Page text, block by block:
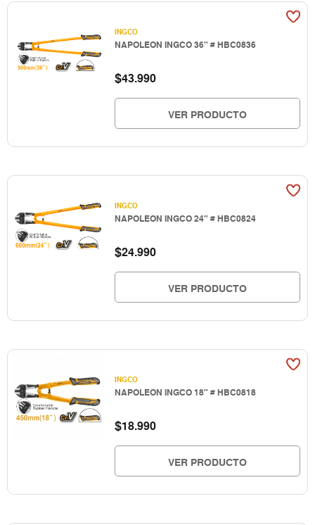
INGCO
NAPOLEON INGCO 36" # HBC0836
$43.990
VER PRODUCTO
INGCO
NAPOLEON INGCO 24" # HBC0824
$24.990
VER PRODUCTO
INGCO
NAPOLEON INGCO 18" # HBC0818
$18.990
VER PRODUCTO